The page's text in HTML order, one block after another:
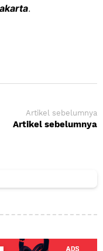
.
Artikel sebelumnya
Artikel sebelumnya